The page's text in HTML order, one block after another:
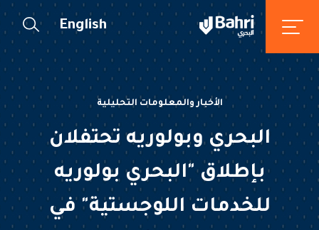
English
الأخبار والمعلومات التحليلية
البحري وبولوريه تحتفلان
بإطلاق "البحري بولوريه
للخدمات اللوجستية" في